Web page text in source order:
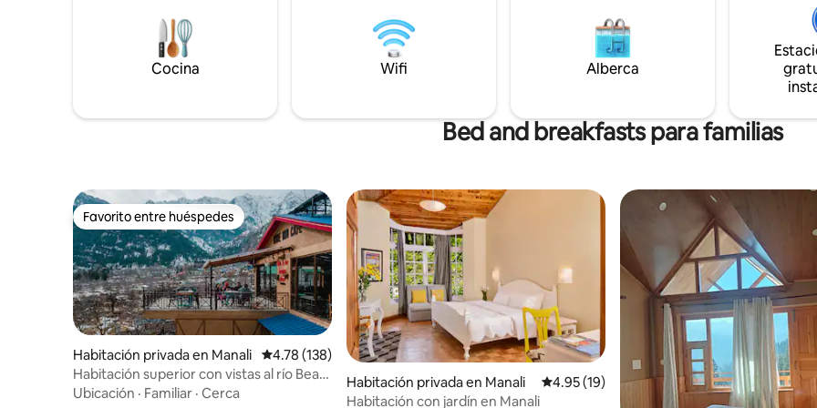
Cocina Wifi Alberca
Bed and breakfasts para familias
Favorito entre huéspedes
Favorito entre huéspedes
Habitación privada en Manali Calificación promedio: 4.78 de 5; 138 evaluaciones
4.78 (138)
Habitación superior con vistas al río Beas
y al monte, Ride Inn, Manali
Ubicación · Familiar · Cerca
Habitación privada en Manali Calificación promedio: 4.95 de 5; 19
4.95 (19)
Habitación con jardín en Manali